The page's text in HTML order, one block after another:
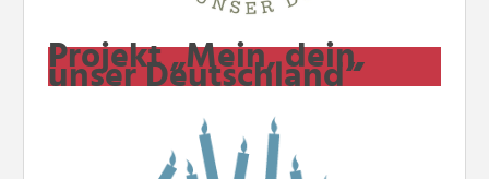
Projekt „Mein, dein,
unser Deutschland“